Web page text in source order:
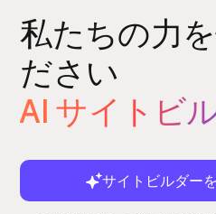
私たちの力
ださい
AI サイトビ
サイトビルダー